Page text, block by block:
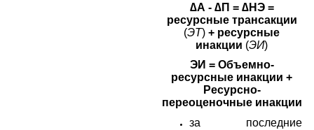
∆А - ∆П = ∆НЭ =
ресурсные трансакции
(ЭТ)+ ресурсные
инакции (ЭИ)
ЭИ = Объемно-
ресурсные инакции +
Ресурсно-
переоценочные инакции
за последние